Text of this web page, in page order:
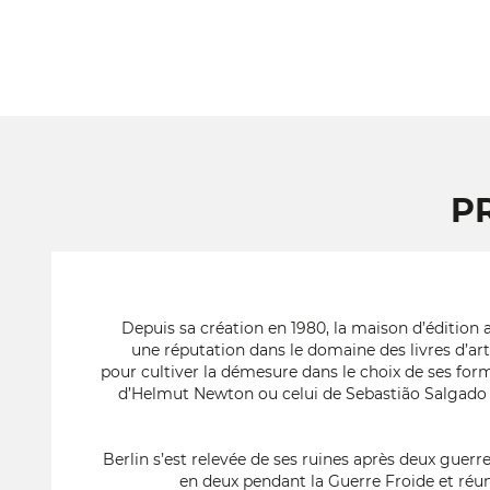
Depuis sa création en 1980, la maison d’édition
une réputation dans le domaine des livres
pour cultiver la démesure dans le choix de ses
d’Helmut Newton ou celui de Sebastião
Berlin s’est relevée de ses ruines après deux
en deux pendant la Guerre Froide et